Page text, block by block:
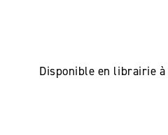
Disponible en librairie